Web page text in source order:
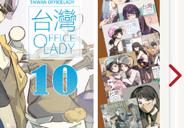
感受
水道撿來的物品，為市中心的公寓打造出
：將一些感官上可區辨的元素聚集成一種
句話說，風格就是在感知上（包含：視
、觸覺）因某些特點一致而凝聚形成的組
點所凝聚而成的組合有所不同。在這樣的